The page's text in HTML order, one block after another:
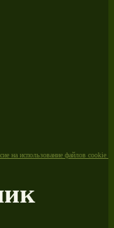
на использование файлов cookie